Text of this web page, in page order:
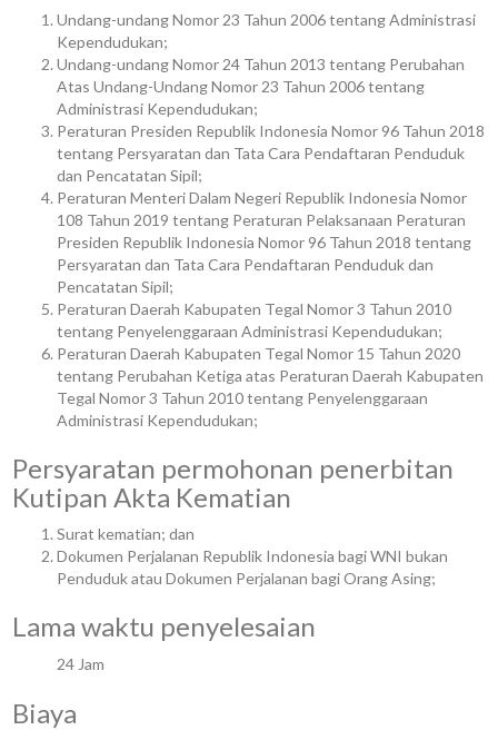
Undang-undang Nomor 23 Tahun 2006 tentang Administrasi
Kependudukan;
Undang-undang Nomor 24 Tahun 2013 tentang Perubahan
Atas Undang-Undang Nomor 23 Tahun 2006 tentang
Administrasi Kependudukan;
Peraturan Presiden Republik Indonesia Nomor 96 Tahun 2018
tentang Persyaratan dan Tata Cara Pendaftaran Penduduk
dan Pencatatan Sipil;
Peraturan Menteri Dalam Negeri Republik Indonesia Nomor
108 Tahun 2019 tentang Peraturan Pelaksanaan Peraturan
Presiden Republik Indonesia Nomor 96 Tahun 2018 tentang
Persyaratan dan Tata Cara Pendaftaran Penduduk dan
Pencatatan Sipil;
Peraturan Daerah Kabupaten Tegal Nomor 3 Tahun 2010
tentang Penyelenggaraan Administrasi Kependudukan;
Peraturan Daerah Kabupaten Tegal Nomor 15 Tahun 2020
tentang Perubahan Ketiga atas Peraturan Daerah Kabupaten
Tegal Nomor 3 Tahun 2010 tentang Penyelenggaraan
Administrasi Kependudukan;
Persyaratan permohonan penerbitan
Kutipan Akta Kematian
Surat kematian; dan
Dokumen Perjalanan Republik Indonesia bagi WNI bukan
Penduduk atau Dokumen Perjalanan bagi Orang Asing;
Lama waktu penyelesaian
24 Jam
Biaya